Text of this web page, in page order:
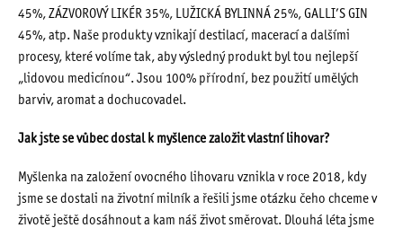
45%, ZÁZVOROVÝ LIKÉR 35%, LUŽICKÁ BYLINNÁ 25%, GALLI’S GIN
45%, atp. Naše produkty vznikají destilací, macerací a dalšími
procesy, které volíme tak, aby výsledný produkt byl tou nejlepší
„lidovou medicínou“. Jsou 100% přírodní, bez použití umělých
barviv, aromat a dochucovadel.
Jak jste se vůbec dostal k myšlence založit vlastní lihovar?
Myšlenka na založení ovocného lihovaru vznikla v roce 2018, kdy
jsme se dostali na životní milník a řešili jsme otázku čeho chceme v
životě ještě dosáhnout a kam náš život směrovat. Dlouhá léta jsme